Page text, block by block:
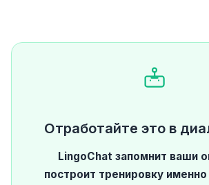
Отработайте это в
LingoChat запомнит ваши
построит тренировку